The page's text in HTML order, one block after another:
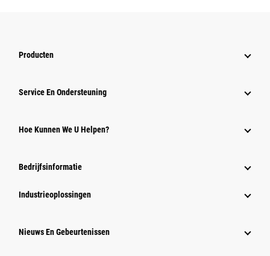
Producten
Service En Ondersteuning
Hoe Kunnen We U Helpen?
Bedrijfsinformatie
Industrieoplossingen
Nieuws En Gebeurtenissen